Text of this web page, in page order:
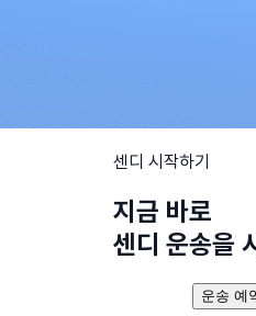
센디 시작하기
지금 바로
센디 운송을
운송 예